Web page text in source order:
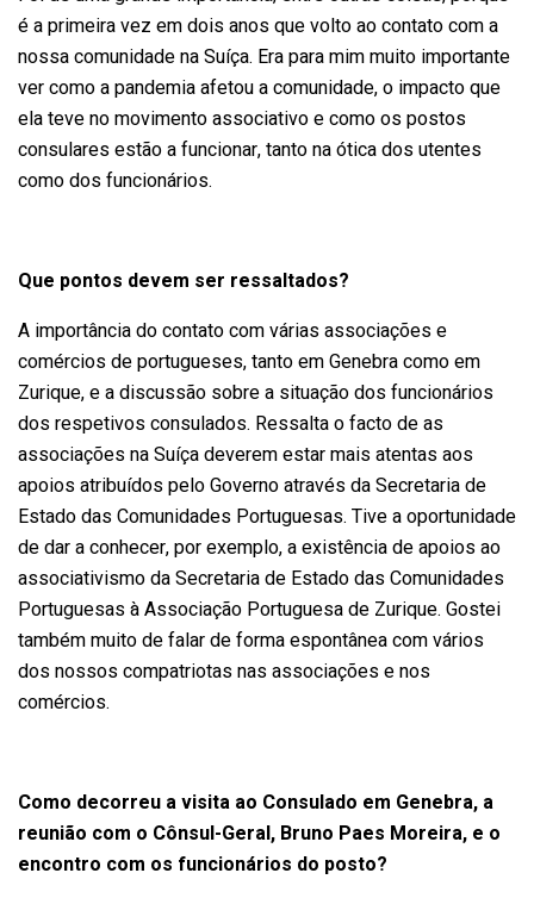
é a primeira vez em dois anos que volto ao contato com a
nossa comunidade na Suíça. Era para mim muito importante
ver como a pandemia afetou a comunidade, o impacto que
ela teve no movimento associativo e como os postos
consulares estão a funcionar, tanto na ótica dos utentes
como dos funcionários.
Que pontos devem ser ressaltados?
A importância do contato com várias associações e
comércios de portugueses, tanto em Genebra como em
Zurique, e a discussão sobre a situação dos funcionários
dos respetivos consulados. Ressalta o facto de as
associações na Suíça deverem estar mais atentas aos
apoios atribuídos pelo Governo através da Secretaria de
Estado das Comunidades Portuguesas. Tive a oportunidade
de dar a conhecer, por exemplo, a existência de apoios ao
associativismo da Secretaria de Estado das Comunidades
Portuguesas à Associação Portuguesa de Zurique. Gostei
também muito de falar de forma espontânea com vários
dos nossos compatriotas nas associações e nos
comércios.
Como decorreu a visita ao Consulado em Genebra, a
reunião com o Cônsul-Geral, Bruno Paes Moreira, e o
encontro com os funcionários do posto?